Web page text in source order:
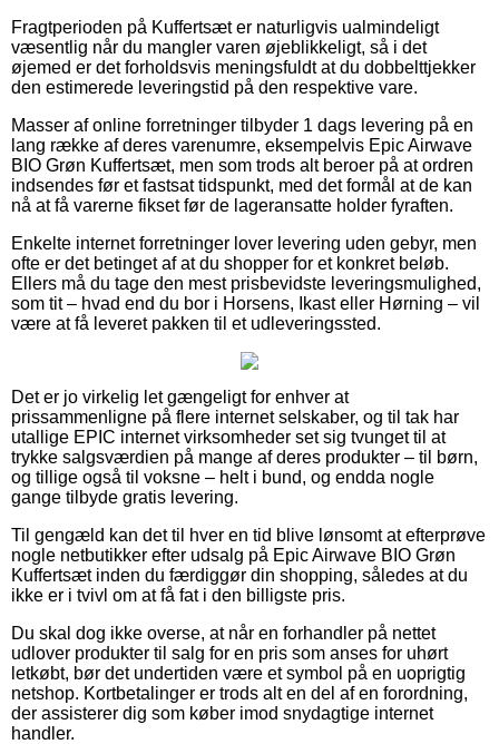
Fragtperioden på Kuffertsæt er naturligvis ualmindeligt
væsentlig når du mangler varen øjeblikkeligt, så i det
øjemed er det forholdsvis meningsfuldt at du dobbelttjekker
den estimerede leveringstid på den respektive vare.
Masser af online forretninger tilbyder 1 dags levering på en
lang række af deres varenumre, eksempelvis Epic Airwave
BIO Grøn Kuffertsæt, men som trods alt beroer på at ordren
indsendes før et fastsat tidspunkt, med det formål at de kan
nå at få varerne fikset før de lageransatte holder fyraften.
Enkelte internet forretninger lover levering uden gebyr, men
ofte er det betinget af at du shopper for et konkret beløb.
Ellers må du tage den mest prisbevidste leveringsmulighed,
som tit – hvad end du bor i Horsens, Ikast eller Hørning – vil
være at få leveret pakken til et udleveringssted.
Det er jo virkelig let gængeligt for enhver at
prissammenligne på flere internet selskaber, og til tak har
utallige EPIC internet virksomheder set sig tvunget til at
trykke salgsværdien på mange af deres produkter – til børn,
og tillige også til voksne – helt i bund, og endda nogle
gange tilbyde gratis levering.
Til gengæld kan det til hver en tid blive lønsomt at efterprøve
nogle netbutikker efter udsalg på Epic Airwave BIO Grøn
Kuffertsæt inden du færdiggør din shopping, således at du
ikke er i tvivl om at få fat i den billigste pris.
Du skal dog ikke overse, at når en forhandler på nettet
udlover produkter til salg for en pris som anses for uhørt
letkøbt, bør det undertiden være et symbol på en uoprigtig
netshop. Kortbetalinger er trods alt en del af en forordning,
der assisterer dig som køber imod snydagtige internet
handler.